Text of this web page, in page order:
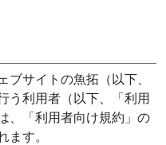
ブサイトの魚拓（以下、
う利用者（以下、「利用
、「利用者向け規約」の
ます。